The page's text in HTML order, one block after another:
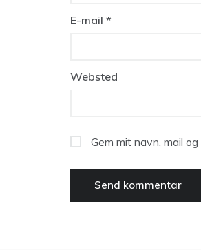
E-mail *
Websted
Gem mit navn, mail